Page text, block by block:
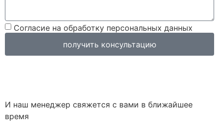
Согласие на обработку персональных данных
получить консультацию
И наш менеджер свяжется с вами в ближайшее
время